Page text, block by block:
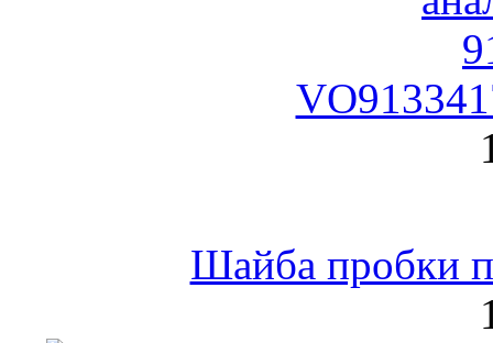
Шайба пробки